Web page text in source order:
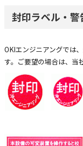
封印ラベル・
OKIエンジニアングでは
す。ご要望の場合は、当